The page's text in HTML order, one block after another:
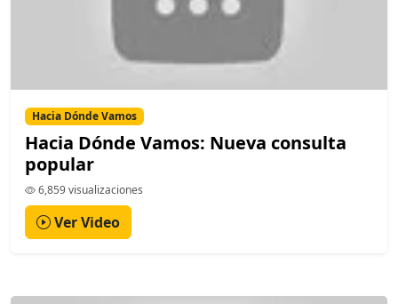
Hacia Dónde Vamos
Hacia Dónde Vamos: Nueva consulta
popular
6,859 visualizaciones
Ver Video